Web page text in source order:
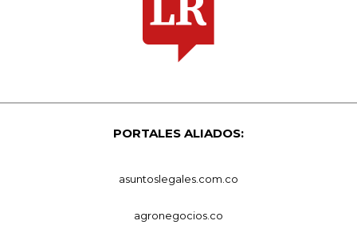
PORTALES ALIADOS:
asuntoslegales.com.co
agronegocios.co